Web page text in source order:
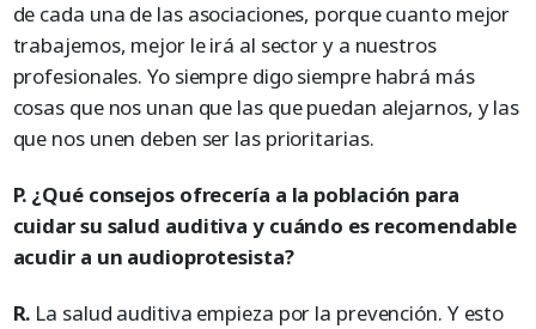
de cada una de las asociaciones, porque cuanto mejor
trabajemos, mejor le irá al sector y a nuestros
profesionales. Yo siempre digo siempre habrá más
cosas que nos unan que las que puedan alejarnos, y las
que nos unen deben ser las prioritarias.
P. ¿Qué consejos ofrecería a la población para
cuidar su salud auditiva y cuándo es recomendable
acudir a un audioprotesista?
R. La salud auditiva empieza por la prevención. Y esto